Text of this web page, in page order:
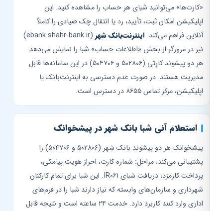
«کارت‌ها» می‌توانید شبای هر حساب را مشاهده کنید. این
اپلیکیشن امکان ثبت، تأیید، رد یا انتقال چک صیادی را کاملاً
آنلاین فراهم می‌کند.اینترنت‌بانک شهر
(ebank.shahr-bank.ir)
نیز در مرورگر از بخش «اطلاعات حساب» شبا را نمایش می‌دهد.
هر دو پیشوند کارتی (۵۰۲۸۰۶ و ۵۰۴۷۰۶) در این سامانه‌ها قابل
مدیریت هستند. در صورت عدم دسترسی به اینترنت‌بانک یا
اپلیکیشن، مرکز تماس ۸۶۵۵ در دسترس است.
استعلام آنی شبا بانک شهر در پیشخوانک
پیشخوانک هر دو پیشوند بانک شهر (۵۰۲۸۰۶ و ۵۰۴۷۰۶) را
پشتیبانی می‌کند. مراحل: شماره کارت، احراز هویت پیامکی،
پرداخت کارمزد، دریافت شبای IR061. این شبا برای تمام کارکنان
شهرداری و سازمان‌های وابسته که نیاز دارند شبا را در فرم‌های
اداری وارد کنند کاربرد دارد. خدمت ۲۴ ساعته است و نتیجه قابل